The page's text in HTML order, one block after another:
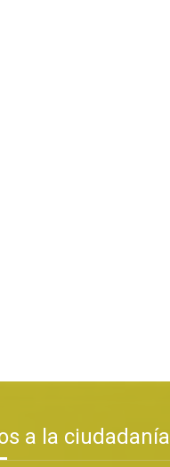
a la ciudadanía